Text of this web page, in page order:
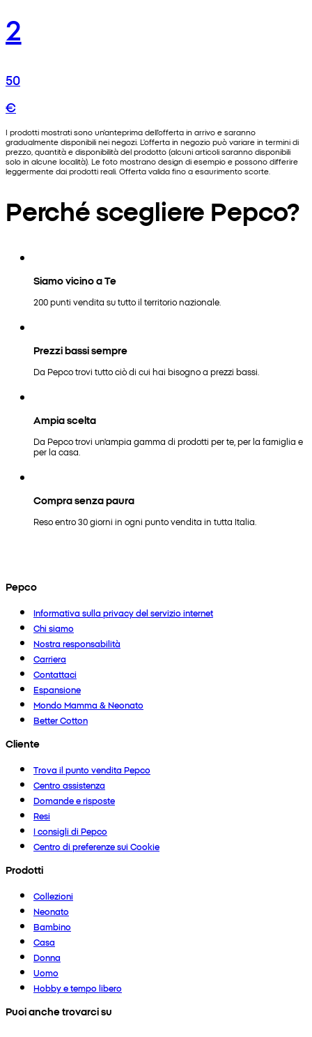
2
50
€
I prodotti mostrati sono un'anteprima dell'offerta in arrivo e saranno
gradualmente disponibili nei negozi. L'offerta in negozio può variare in termini di
prezzo, quantità e disponibilità del prodotto (alcuni articoli saranno disponibili
solo in alcune località). Le foto mostrano design di esempio e possono differire
leggermente dai prodotti reali. Offerta valida fino a esaurimento scorte.
Perché scegliere Pepco?
Siamo vicino a Te
200 punti vendita su tutto il territorio nazionale.
Prezzi bassi sempre
Da Pepco trovi tutto ciò di cui hai bisogno a prezzi bassi.
Ampia scelta
Da Pepco trovi un'ampia gamma di prodotti per te, per la famiglia e
per la casa.
Compra senza paura
Reso entro 30 giorni in ogni punto vendita in tutta Italia.
Pepco
Informativa sulla privacy del servizio internet
Chi siamo
Nostra responsabilità
Carriera
Contattaci
Espansione
Mondo Mamma & Neonato
Better Cotton
Cliente
Trova il punto vendita Pepco
Centro assistenza
Domande e risposte
Resi
I consigli di Pepco
Centro di preferenze sui Cookie
Prodotti
Collezioni
Neonato
Bambino
Casa
Donna
Uomo
Hobby e tempo libero
Puoi anche trovarci su